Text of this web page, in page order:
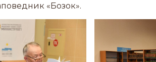
«Бозок».